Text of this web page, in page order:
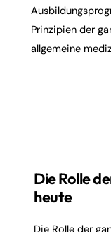
Prinzipien der
allgemeine
Die Rolle
heute